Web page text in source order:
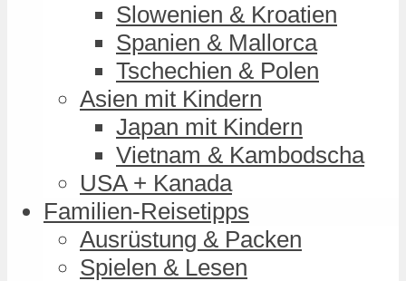
Slowenien & Kroatien
Spanien & Mallorca
Tschechien & Polen
Asien mit Kindern
Japan mit Kindern
Vietnam & Kambodscha
USA + Kanada
Familien-Reisetipps
Ausrüstung & Packen
Spielen & Lesen